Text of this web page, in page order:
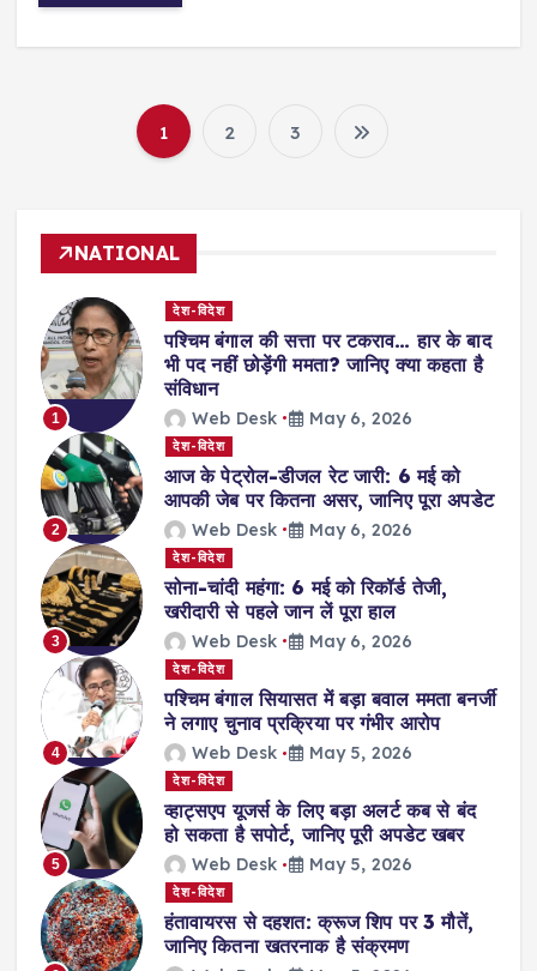
P
t
s
p
a
g
i
n
a
t
i
o
1 2 3
NATIONAL
1
देश-विदेश
पश्चिम बंगाल की सत्ता पर टकराव… हार के बाद
भी पद नहीं छोड़ेंगी ममता? जानिए क्या कहता है
संविधान
Web Desk May 6, 2026
2
देश-विदेश
आज के पेट्रोल-डीजल रेट जारी: 6 मई को
आपकी जेब पर कितना असर, जानिए पूरा अपडेट
Web Desk May 6, 2026
3
देश-विदेश
सोना-चांदी महंगा: 6 मई को रिकॉर्ड तेजी,
खरीदारी से पहले जान लें पूरा हाल
Web Desk May 6, 2026
4
देश-विदेश
पश्चिम बंगाल सियासत में बड़ा बवाल ममता बनर्जी
ने लगाए चुनाव प्रक्रिया पर गंभीर आरोप
Web Desk May 5, 2026
5
देश-विदेश
व्हाट्सएप यूजर्स के लिए बड़ा अलर्ट कब से बंद
हो सकता है सपोर्ट, जानिए पूरी अपडेट खबर
Web Desk May 5, 2026
देश-विदेश
हंतावायरस से दहशत: क्रूज शिप पर 3 मौतें,
जानिए कितना खतरनाक है संक्रमण